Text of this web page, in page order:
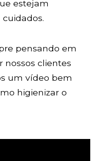
estejam
pensando em
clientes
um vídeo bem
higienizar o